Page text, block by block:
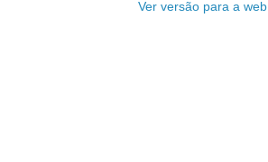
Ver versão para a web